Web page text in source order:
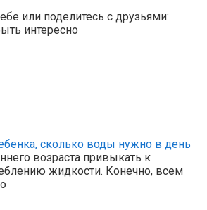
или поделитесь с друзьями:
интересно
сколько воды нужно в день
возраста привыкать к
жидкости. Конечно, всем